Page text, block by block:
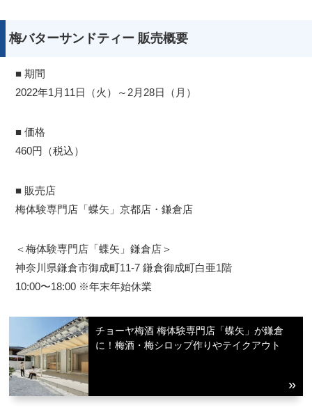
梅バターサンドティー 販売概要
■ 期間
2022年1月11日（火）～2月28日（月）
■ 価格
460円（税込）
■ 販売店
梅体験専門店「蝶矢」京都店・鎌倉店
＜梅体験専門店「蝶矢」鎌倉店＞
神奈川県鎌倉市御成町11-7 鎌倉御成町白亜1階
10:00〜18:00 ※年末年始休業
チョーヤ梅酒 梅体験専門店「蝶矢」が鎌倉
に！梅酒・梅シロップ作りやテイクアウト